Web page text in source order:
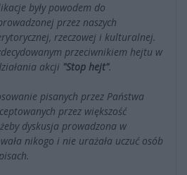
były powodem do
przez naszych
rzeczowej i kulturalnej.
przeciwnikiem hejtu w
akcji "Stop hejt".
pisanych przez Państwa
przez większość
dyskusja prowadzona w
nikogo i nie urażała uczuć osób